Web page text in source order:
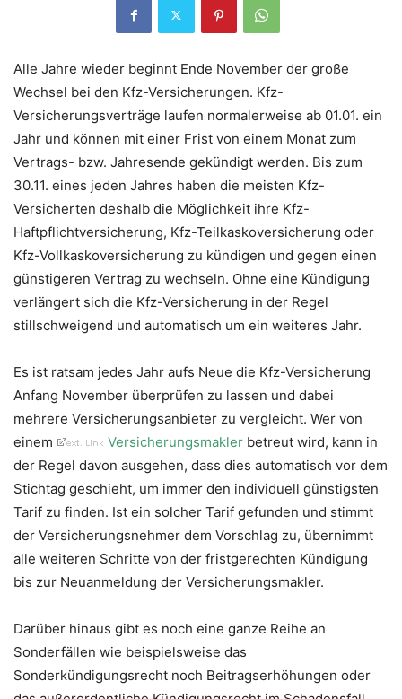
Alle Jahre wieder beginnt Ende November der große
Wechsel bei den Kfz-Versicherungen. Kfz-
Versicherungsverträge laufen normalerweise ab 01.01. ein
Jahr und können mit einer Frist von einem Monat zum
Vertrags- bzw. Jahresende gekündigt werden. Bis zum
30.11. eines jeden Jahres haben die meisten Kfz-
Versicherten deshalb die Möglichkeit ihre Kfz-
Haftpflichtversicherung, Kfz-Teilkaskoversicherung oder
Kfz-Vollkaskoversicherung zu kündigen und gegen einen
günstigeren Vertrag zu wechseln. Ohne eine Kündigung
verlängert sich die Kfz-Versicherung in der Regel
stillschweigend und automatisch um ein weiteres Jahr.
Es ist ratsam jedes Jahr aufs Neue die Kfz-Versicherung
Anfang November überprüfen zu lassen und dabei
mehrere Versicherungsanbieter zu vergleicht. Wer von
einem
Versicherungsmakler betreut wird, kann in
der Regel davon ausgehen, dass dies automatisch vor dem
Stichtag geschieht, um immer den individuell günstigsten
Tarif zu finden. Ist ein solcher Tarif gefunden und stimmt
der Versicherungsnehmer dem Vorschlag zu, übernimmt
alle weiteren Schritte von der fristgerechten Kündigung
bis zur Neuanmeldung der Versicherungsmakler.
Darüber hinaus gibt es noch eine ganze Reihe an
Sonderfällen wie beispielsweise das
Sonderkündigungsrecht noch Beitragserhöhungen oder